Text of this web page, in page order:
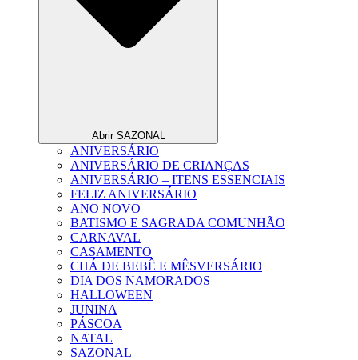
Abrir SAZONAL
ANIVERSÁRIO
ANIVERSÁRIO DE CRIANÇAS
ANIVERSÁRIO – ITENS ESSENCIAIS
FELIZ ANIVERSÁRIO
ANO NOVO
BATISMO E SAGRADA COMUNHÃO
CARNAVAL
CASAMENTO
CHÁ DE BEBÊ E MÊSVERSÁRIO
DIA DOS NAMORADOS
HALLOWEEN
JUNINA
PÁSCOA
NATAL
SAZONAL